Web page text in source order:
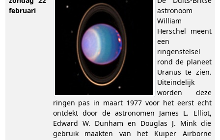
februari
astronoom
William
Herschel meent
een
ringenstelsel
rond de planeet
Uranus te zien.
Uiteindelijk
worden deze
ringen pas in maart 1977 voor het eerst echt
ontdekt door de astronomen James L. Elliot,
Edward W. Dunham en Douglas J. Mink die
gebruik maakten van het Kuiper Airborne